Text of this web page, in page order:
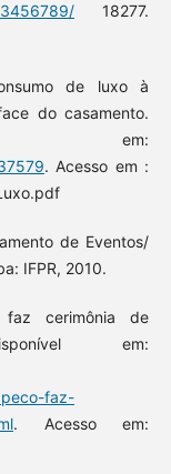
18277.
de luxo à
do casamento.
em:
. Acesso em :
de Eventos/
IFPR, 2010.
faz cerimônia de
em:
faz-
. Acesso em: